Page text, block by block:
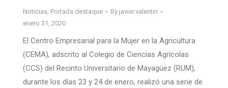
Noticias, Portada destaque By javier.valentin
enero 31, 2020
El Centro Empresarial para la Mujer en la Agricultura
(CEMA), adscrito al Colegio de Ciencias Agrícolas
(CCS) del Recinto Universitario de Mayagüez (RUM),
durante los días 23 y 24 de enero, realizó una serie de